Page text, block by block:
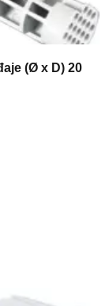
(Ø x D) 20